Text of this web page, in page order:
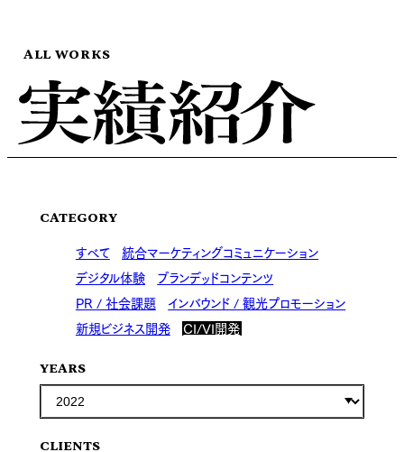
ALL WORKS
CATEGORY
すべて 統合マーケティングコミュニケーション
デジタル体験
ブランデッドコンテンツ
PR / 社会課題 インバウンド / 観光プロモーション
新規ビジネス開発
CI/VI開発
YEARS
CLIENTS